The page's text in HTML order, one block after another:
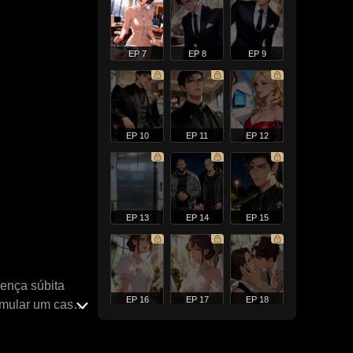
súbita
um caso.
EP 7 EP 8 EP 9
EP 10 EP 11 EP 12
EP 13 EP 14 EP 15
EP 16 EP 17 EP 18